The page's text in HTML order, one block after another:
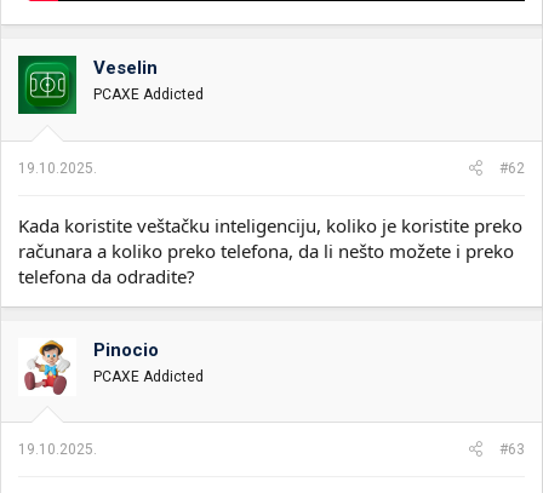
Veselin
PCAXE Addicted
19.10.2025. #62
Kada koristite veštačku inteligenciju, koliko je koristite preko
računara a koliko preko telefona, da li nešto možete i preko
telefona da odradite?
Pinocio
PCAXE Addicted
19.10.2025. #63